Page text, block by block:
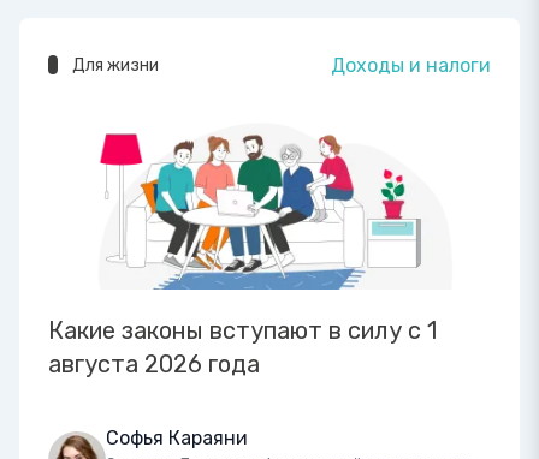
Для жизни Доходы и налоги
Какие законы вступают в силу с 1
августа 2026 года
Софья Караяни